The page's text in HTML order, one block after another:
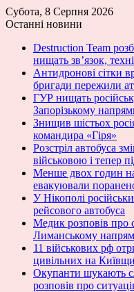
Субота, 8 Серпня 2026
Останні новини
Destruction Team
нищать зв’язок,
Антидронові сітки
бригади пережили
ГУР нищать
Запорізькому
Знищив шістьох
командира «Гіря»
Розстріл автобуса
військовою і тепер
Менше двох годин
евакуювали
У Нікополі
рейсового автобуса
Медик розповів про
Лиманському
11 військових рф
цивільних на
Окупанти шукають
розповів про